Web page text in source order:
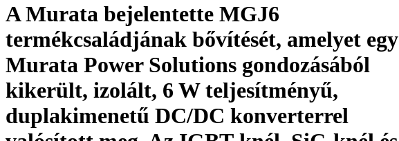
A Murata bejelentette MGJ6
termékcsaládjának bővítését, amelyet egy
Murata Power Solutions gondozásából
kikerült, izolált, 6 W teljesítményű,
duplakimenetű DC/DC konverterrel